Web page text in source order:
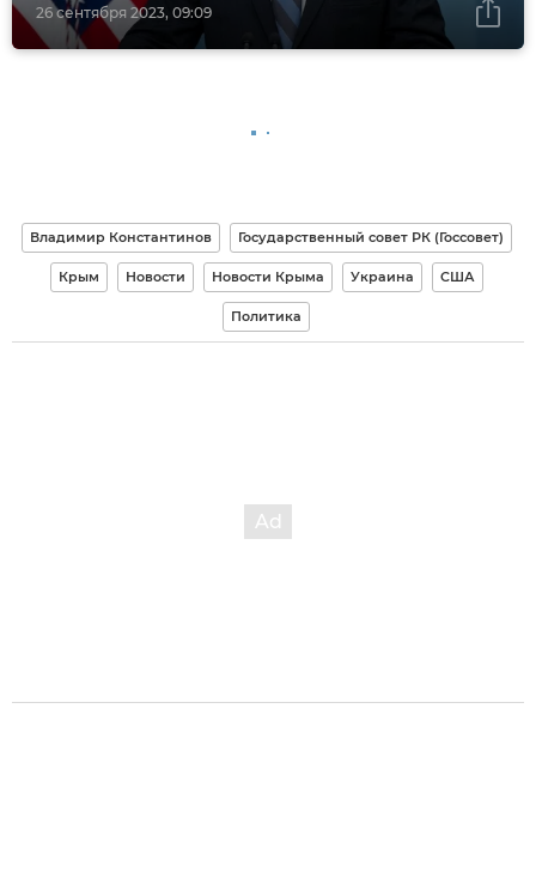
26 сентября 2023, 09:09
Владимир Константинов Государственный совет РК (Госсовет)
Крым Новости Новости Крыма Украина США
Политика